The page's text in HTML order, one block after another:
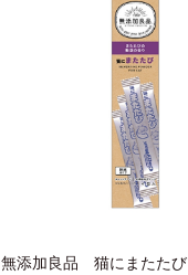
無添加良品 猫にまたたび